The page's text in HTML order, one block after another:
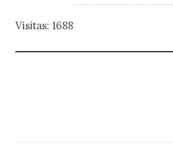
Visitas: 1688